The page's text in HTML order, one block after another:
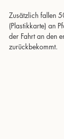
Zusätzlich fallen
(Plastikkarte) an
der Fahrt an den
zurückbekommt.